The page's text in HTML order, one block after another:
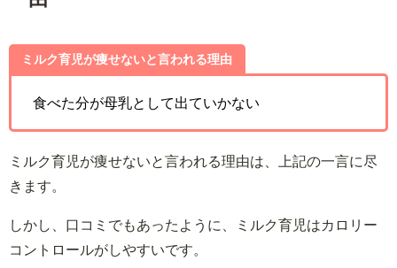
ミルク育児が痩せないと言われる理由
食べた分が母乳として出ていかない
ミルク育児が痩せないと言われる理由は、上記の一言に尽
きます。
しかし、口コミでもあったように、ミルク育児はカロリー
コントロールがしやすいです。